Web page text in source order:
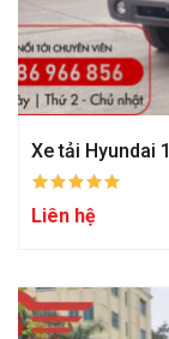
Xe tải Hyundai
Liên hệ